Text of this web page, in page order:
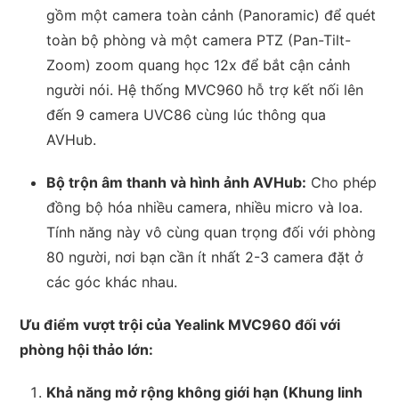
gồm một camera toàn cảnh (Panoramic) để quét
toàn bộ phòng và một camera PTZ (Pan-Tilt-
Zoom) zoom quang học 12x để bắt cận cảnh
người nói. Hệ thống MVC960 hỗ trợ kết nối lên
đến 9 camera UVC86 cùng lúc thông qua
AVHub.
Bộ trộn âm thanh và hình ảnh AVHub: Cho phép
đồng bộ hóa nhiều camera, nhiều micro và loa.
Tính năng này vô cùng quan trọng đối với phòng
80 người, nơi bạn cần ít nhất 2-3 camera đặt ở
các góc khác nhau.
Ưu điểm vượt trội của Yealink MVC960 đối với
phòng hội thảo lớn:
Khả năng mở rộng không giới hạn (Khung linh